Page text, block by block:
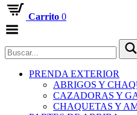
Carrito 0
PRENDA EXTERIOR
ABRIGOS Y
CAZADORAS Y
CHAQUETAS Y